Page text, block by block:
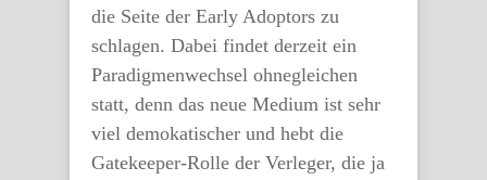
die Seite der Early Adoptors zu
schlagen. Dabei findet derzeit ein
Paradigmenwechsel ohnegleichen
statt, denn das neue Medium ist sehr
viel demokatischer und hebt die
Gatekeeper-Rolle der Verleger, die ja